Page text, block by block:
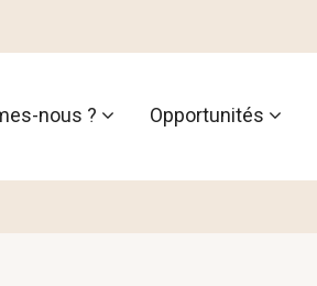
nous ? Opportunités